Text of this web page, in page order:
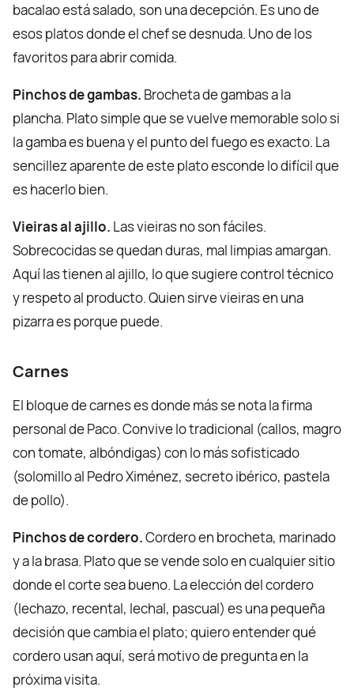
bacalao está salado, son una decepción. Es uno de
esos platos donde el chef se desnuda. Uno de los
favoritos para abrir comida.
Pinchos de gambas. Brocheta de gambas a la
plancha. Plato simple que se vuelve memorable solo si
la gamba es buena y el punto del fuego es exacto. La
sencillez aparente de este plato esconde lo difícil que
es hacerlo bien.
Vieiras al ajillo. Las vieiras no son fáciles.
Sobrecocidas se quedan duras, mal limpias amargan.
Aquí las tienen al ajillo, lo que sugiere control técnico
y respeto al producto. Quien sirve vieiras en una
pizarra es porque puede.
Carnes
El bloque de carnes es donde más se nota la firma
personal de Paco. Convive lo tradicional (callos, magro
con tomate, albóndigas) con lo más sofisticado
(solomillo al Pedro Ximénez, secreto ibérico, pastela
de pollo).
Pinchos de cordero.Cordero en brocheta, marinado
y a la brasa. Plato que se vende solo en cualquier sitio
donde el corte sea bueno. La elección del cordero
(lechazo, recental, lechal, pascual) es una pequeña
decisión que cambia el plato; quiero entender qué
cordero usan aquí, será motivo de pregunta en la
próxima visita.